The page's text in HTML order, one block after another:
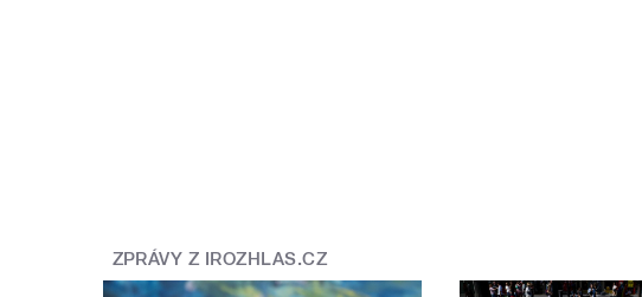
ZPRÁVY Z IROZHLAS.CZ